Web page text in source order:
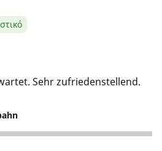
Sehr zufriedenstellend.